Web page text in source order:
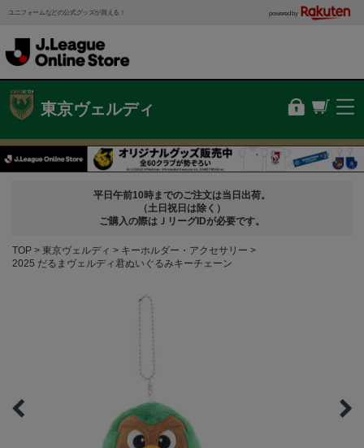
ユニフォームなどの公式グッズが買える！ powered by
東京ヴェルディ
平日午前10時までのご注文は当日出荷。
（土日祝日は除く）
ご購入の際はＪリーグIDが必要です。
TOP 東京ヴェルディ
キーホルダー・アクセサリー
2025 だるまヴェルディ君ぬいぐるみキーチェーン